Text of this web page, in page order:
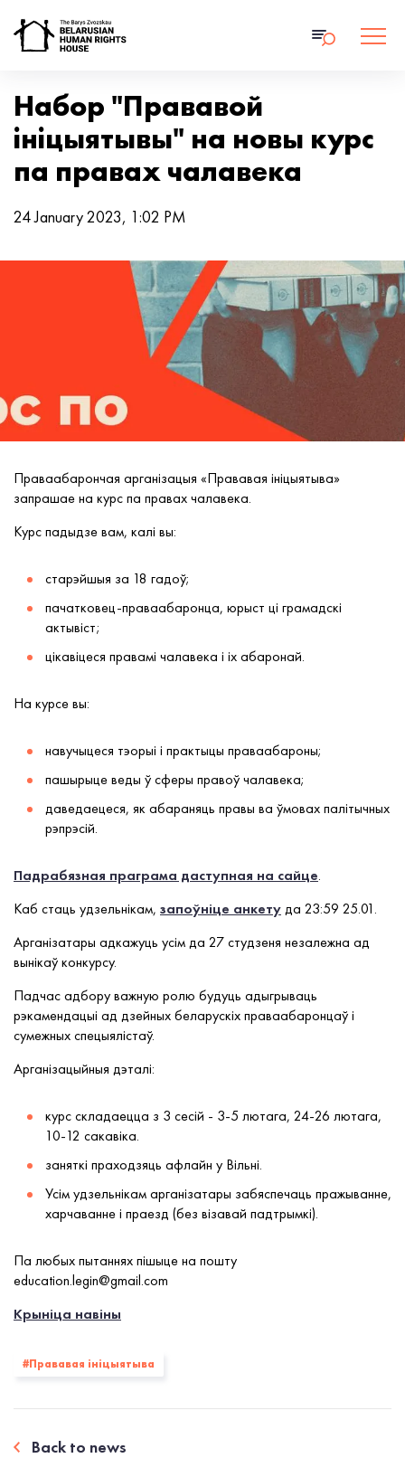
Набор "Прававой
ініцыятывы" на новы курс
па правах чалавека
24 January 2023, 1:02 PM
Праваабарончая арганізацыя «Прававая ініцыятыва»
запрашае на курс па правах чалавека.
Курс падыдзе вам, калі вы:
старэйшыя за 18 гадоў;
пачатковец-праваабаронца, юрыст ці грамадскі
актывіст;
цікавіцеся правамі чалавека і іх абаронай.
На курсе вы:
навучыцеся тэорыі і практыцы праваабароны;
пашырыце веды ў сферы правоў чалавека;
даведаецеся, як абараняць правы ва ўмовах палітычных
рэпрэсій.
Падрабязная праграма даступная на сайце.
Каб стаць удзельнікам, запоўніце анкетуда 23:59 25.01.
Арганізатары адкажуць усім да 27 студзеня незалежна ад
вынікаў конкурсу.
Падчас адбору важную ролю будуць адыгрываць
рэкамендацыі ад дзейных беларускіх праваабаронцаў і
сумежных спецыялістаў.
Арганізацыйныя дэталі:
курс складаецца з 3 сесій - 3-5 лютага, 24-26 лютага,
10-12 сакавіка.
заняткі праходзяць афлайн у Вільні.
Усім удзельнікам арганізатары забяспечаць пражыванне,
харчаванне і праезд (без візавай падтрымкі).
Па любых пытаннях пішыце на пошту
education.legin@gmail.com
Крыніца навіны
#Прававая ініцыятыва
Back to news